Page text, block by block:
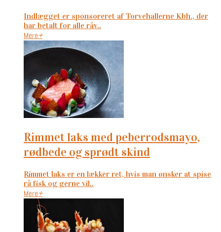
Indlægget er sponsoreret af Torvehallerne Kbh., der
har betalt for alle råv..
Mere+
rimmet laks med peberrodsmayo,
rødbede og sprødt skind
Rimmet laks er en lækker ret, hvis man ønsker at spise
rå fisk og gerne vil..
Mere+